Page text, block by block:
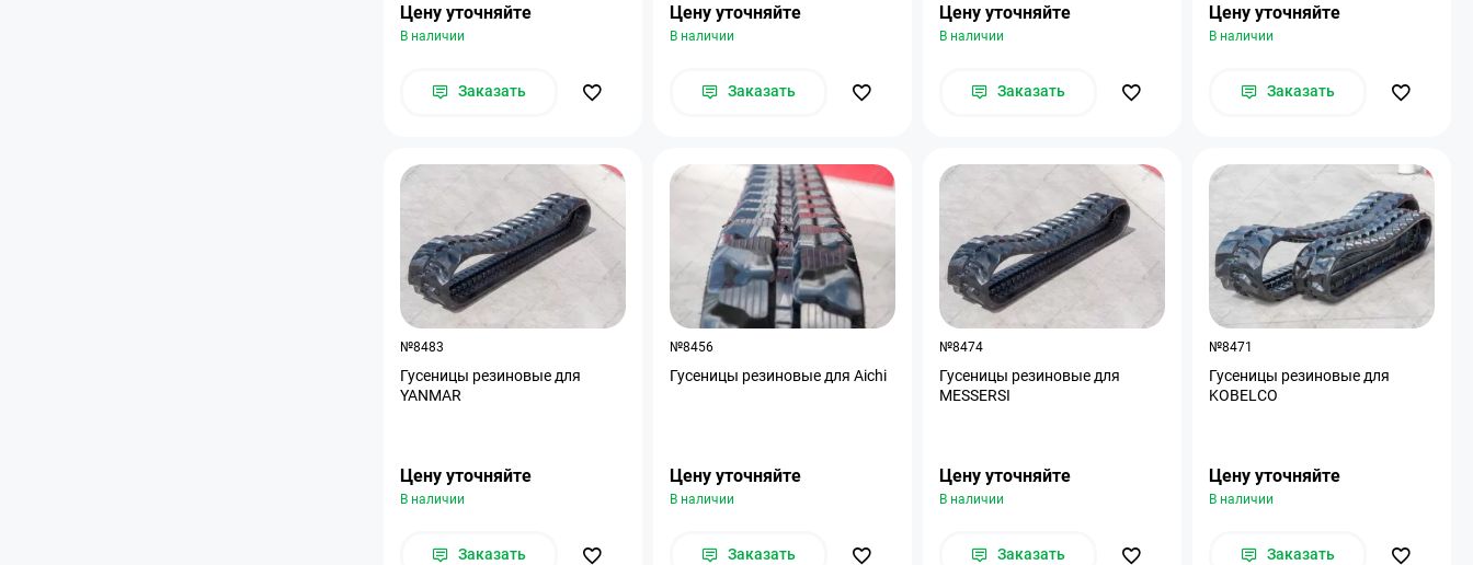
Цену уточняйте
В наличии
Заказать
Цену уточняйте
В наличии
Заказать
Цену уточняйте
В наличии
Заказать
Цену уточняйте
В наличии
Заказать
№8483
Гусеницы резиновые для
YANMAR
Цену уточняйте
В наличии
Заказать
№8456
Гусеницы резиновые для Aichi
Цену уточняйте
В наличии
Заказать
№8474
Гусеницы резиновые для
MESSERSI
Цену уточняйте
В наличии
Заказать
№8471
Гусеницы резиновые для
KOBELCO
Цену уточняйте
В наличии
Заказать